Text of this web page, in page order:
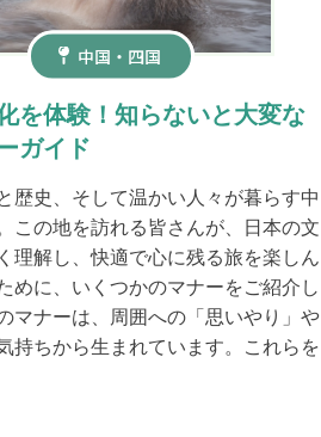
中国・四国
を体験！知らないと大変な
ガイド
歴史、そして温かい人々が暮らす中
この地を訪れる皆さんが、日本の文
理解し、快適で心に残る旅を楽しん
めに、いくつかのマナーをご紹介し
マナーは、周囲への「思いやり」や
持ちから生まれています。これらを